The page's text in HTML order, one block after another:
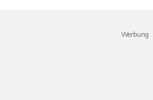
Werbung